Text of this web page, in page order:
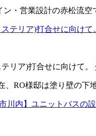
ン・営業設計の赤松流
リア)打合せに向けて。
、RO様邸は塗り壁の下